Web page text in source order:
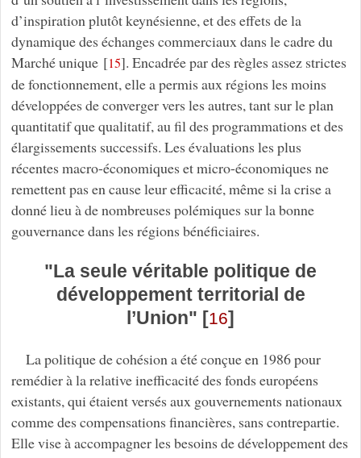
d’inspiration plutôt keynésienne, et des effets de la
dynamique des échanges commerciaux dans le cadre du
Marché unique[15]. Encadrée par des règles assez strictes
de fonctionnement, elle a permis aux régions les moins
développées de converger vers les autres, tant sur le plan
quantitatif que qualitatif, au fil des programmations et des
élargissements successifs. Les évaluations les plus
récentes macro-économiques et micro-économiques ne
remettent pas en cause leur efficacité, même si la crise a
donné lieu à de nombreuses polémiques sur la bonne
gouvernance dans les régions bénéficiaires.
"La seule véritable politique de
développement territorial de
l’Union" [16]
La politique de cohésion a été conçue en 1986 pour
remédier à la relative inefficacité des fonds européens
existants, qui étaient versés aux gouvernements nationaux
comme des compensations financières, sans contrepartie.
Elle vise à accompagner les besoins de développement des